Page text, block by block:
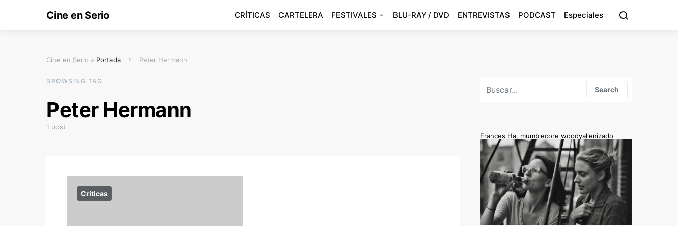
Cine en Serio CRÍTICAS CARTELERA FESTIVALES BLU-RAY / DVD ENTREVISTAS PODCAST Especiales
Cine en Serio » Portada Peter Hermann
BROWSING TAG
Peter Hermann
1 post
Críticas
Search
Frances Ha, mumblecore woodyallenizado